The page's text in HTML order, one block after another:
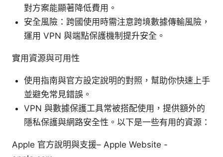
對方案能顯著降低費用。
安全風險：跨國使用時需注意跨境數據傳輸風險，
運用 VPN 與端點保護機制提升安全。
實用資源與可用性
使用指南與官方設定說明的對照，幫助你快速上手
並避免常見錯誤。
VPN 與數據保護工具常被搭配使用，提供額外的
隱私保護與網路安全性。以下是一些有用的資源：
Apple 官方說明與支援– Apple Website -